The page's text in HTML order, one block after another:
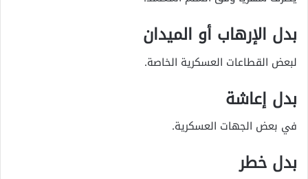
بدل الإرهاب أو الميدان
لبعض القطاعات العسكرية الخاصة.
بدل إعاشة
في بعض الجهات العسكرية.
بدل خطر